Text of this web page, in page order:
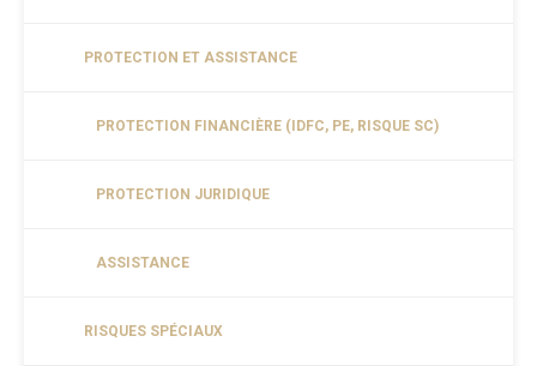
PROTECTION ET ASSISTANCE
PROTECTION FINANCIÈRE (IDFC, PE, RISQUE SC)
PROTECTION JURIDIQUE
ASSISTANCE
RISQUES SPÉCIAUX